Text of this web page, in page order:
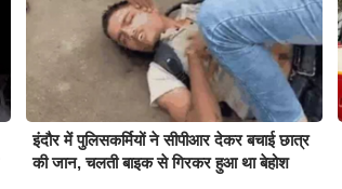
इंदौर में पुलिसकर्मियों ने सीपीआर देकर बचाई छात्र
की जान, चलती बाइक से गिरकर हुआ था बेहोश